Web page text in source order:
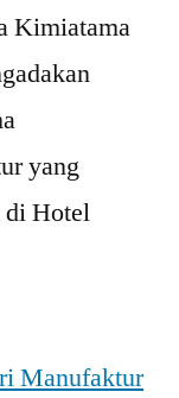
Kimiatama
yang
di Hotel
Manufaktur